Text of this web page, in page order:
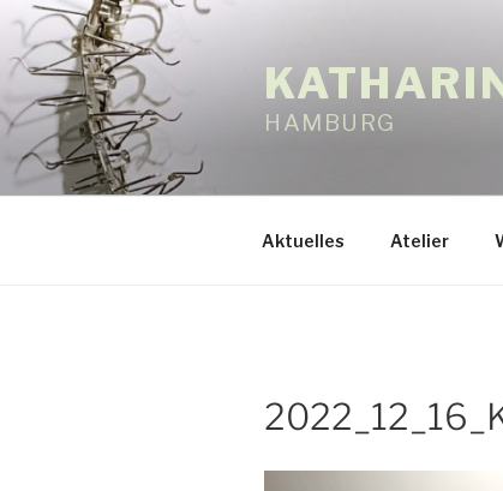
Zum
Inhalt
springen
HAMBURG
Aktuelles Atelier